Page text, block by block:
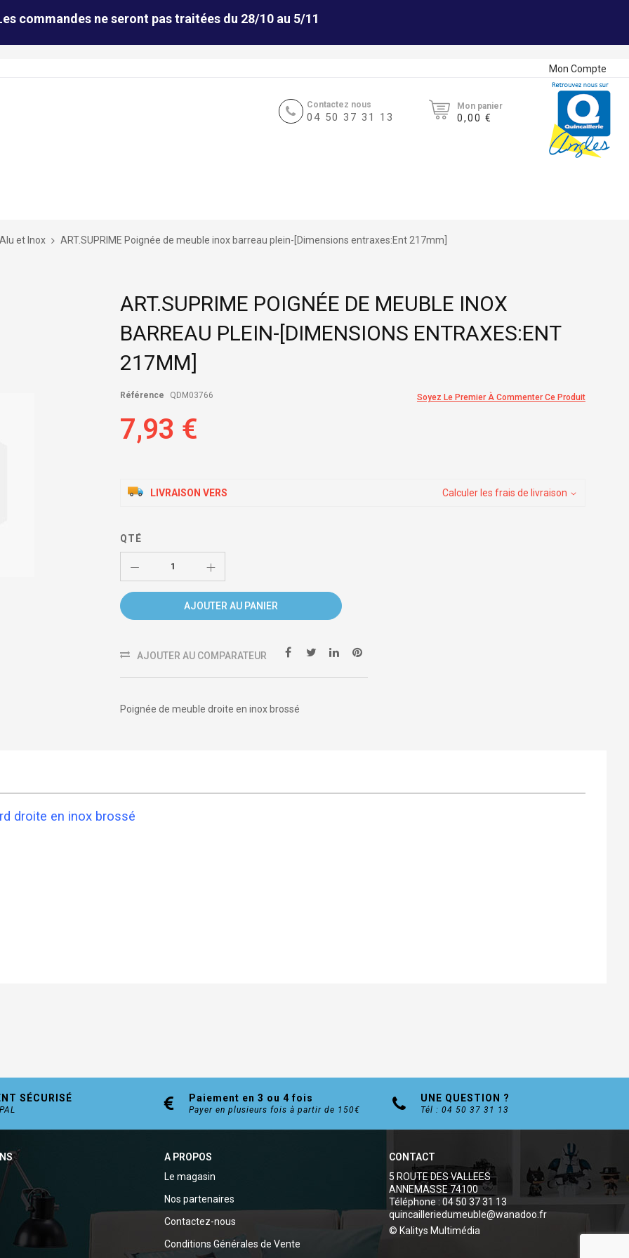
commandes ne seront pas traitées du 28/10 au 5/11
Mon Compte
Contactez nous
04 50 37 31 13
Mon panier
0,00 €
et Inox ART.SUPRIME Poignée de meuble inox barreau plein-[Dimensions entraxes:Ent 217mm]
ART.SUPRIME POIGNÉE DE MEUBLE INOX
BARREAU PLEIN-[DIMENSIONS ENTRAXES:ENT
217MM]
Soyez Le Premier À Commenter Ce Produit
Référence QDM03766
7,93 €
LIVRAISON VERS Calculer les frais de livraison
QTÉ
AJOUTER AU PANIER
AJOUTER AU COMPARATEUR
Poignée de meuble droite en inox brossé
droite en inox brossé
SÉCURISÉ Paiement en 3 ou 4 fois
Payer en plusieurs fois à partir de 150€
UNE QUESTION ?
Tél : 04 50 37 31 13
A PROPOS
Le magasin
Nos partenaires
Contactez-nous
Conditions Générales de Vente
CONTACT
5 ROUTE DES VALLEES
ANNEMASSE 74100
Téléphone : 04 50 37 31 13
quincailleriedumeuble@wanadoo.fr
© Kalitys Multimédia